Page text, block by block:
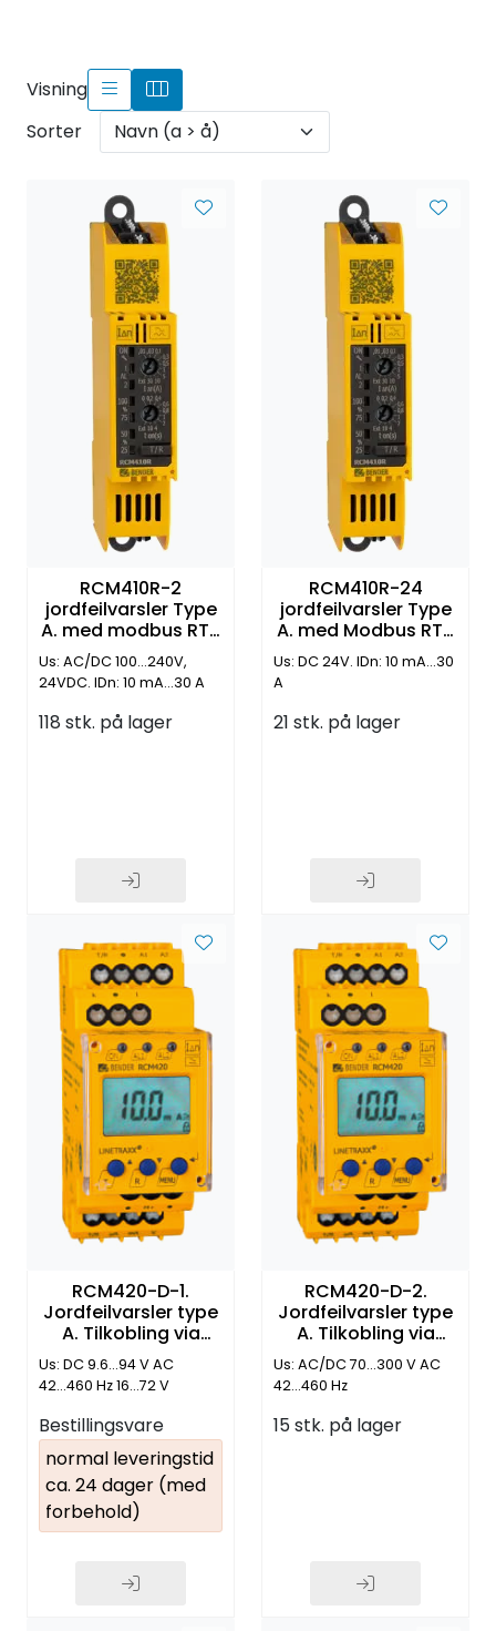
Visning
Sorter
RCM410R-2
jordfeilvarsler Type
A. med modbus RTU
og NFC
Us: AC/DC 100…240V,
24VDC. IDn: 10 mA…30 A
118 stk. på lager
RCM410R-24
jordfeilvarsler Type
A. med Modbus RTU
og NFC
Us: DC 24V. IDn: 10 mA…30
A
21 stk. på lager
RCM420-D-1.
Jordfeilvarsler type
A. Tilkobling via
fjærklemmer
Us: DC 9.6...94 V AC
42...460 Hz 16...72 V
Bestillingsvare
normal leveringstid
ca. 24 dager (med
forbehold)
RCM420-D-2.
Jordfeilvarsler type
A. Tilkobling via
fjærklemmer
Us: AC/DC 70...300 V AC
42...460 Hz
15 stk. på lager